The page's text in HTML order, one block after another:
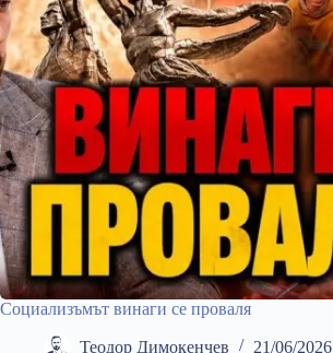
Социализъмът винаги се проваля
Теодор Димокенчев 21/06/2026